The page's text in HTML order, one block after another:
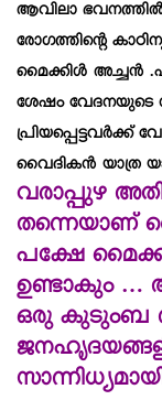
ആവിലാ
രോഗത്തിന്റെ
മൈക്കിൾ അച്ചൻ .
ശേഷം വേദനയുടെ
പ്രിയപ്പെട്ടവർക്ക്
വൈദികൻ യാത്ര
വരാപ്പുഴ
തന്നെയാണ്
പക്ഷേ
ഉണ്ടാകും …
ഒരു കുടുംബ